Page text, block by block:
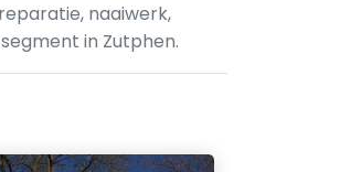
naaiwerk,
in Zutphen.